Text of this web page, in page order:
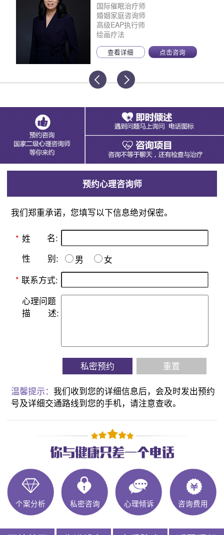
国际催眠治疗师
婚姻家庭咨询师
高级EAP执行师
绘画疗法
查看详细 点击咨询
预约心理咨询师
我们郑重承诺，您填写以下信息绝对保密。
* 姓 名:
性 别: 男
女
* 联系方式:
心理问题
描
述:
私密预约 重置
温馨提示：我们收到您的详细信息后，会及时发出预约
号及详细交通路线到您的手机，请注意查收。
个案分析 私密咨询 心理倾诉 咨询费用